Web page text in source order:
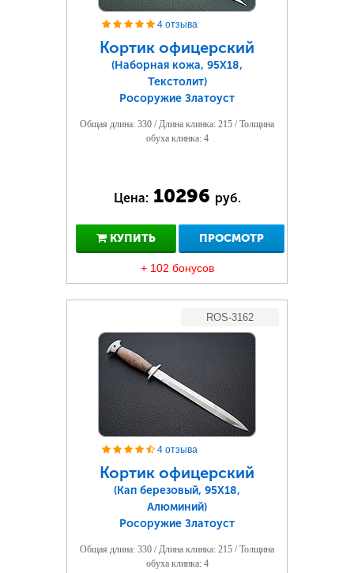
4 отзыва
Кортик офицерский
(Наборная кожа, 95Х18,
Текстолит)
Росоружие Златоуст
Общая длина: 330 / Длина клинка: 215 / Толщина
обуха клинка: 4
Цена: 10296 руб.
КУПИТЬ ПРОСМОТР
+ 102 бонусов
ROS-3162
4 отзыва
Кортик офицерский
(Кап березовый, 95Х18,
Алюминий)
Росоружие Златоуст
Общая длина: 330 / Длина клинка: 215 / Толщина
обуха клинка: 4